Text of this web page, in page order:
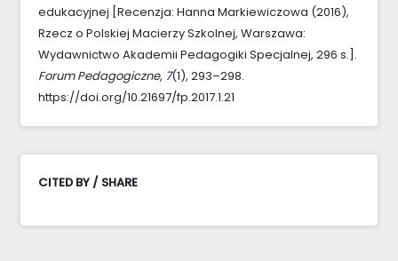
edukacyjnej [Recenzja: Hanna Markiewiczowa (2016),
Rzecz o Polskiej Macierzy Szkolnej, Warszawa:
Wydawnictwo Akademii Pedagogiki Specjalnej, 296 s.].
Forum Pedagogiczne, 7(1), 293–298.
https://doi.org/10.21697/fp.2017.1.21
CITED BY / SHARE